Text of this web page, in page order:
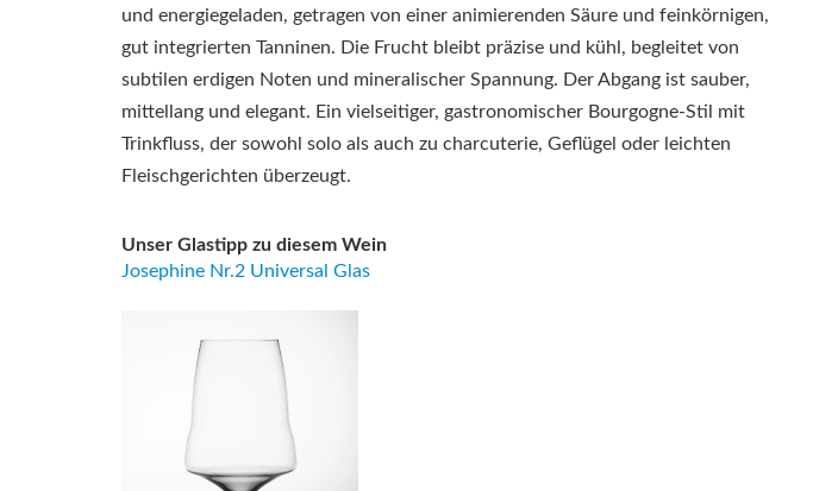
und energiegeladen, getragen von einer animierenden Säure und feinkörnigen,
gut integrierten Tanninen. Die Frucht bleibt präzise und kühl, begleitet von
subtilen erdigen Noten und mineralischer Spannung. Der Abgang ist sauber,
mittellang und elegant. Ein vielseitiger, gastronomischer Bourgogne-Stil mit
Trinkfluss, der sowohl solo als auch zu charcuterie, Geflügel oder leichten
Fleischgerichten überzeugt.
Unser Glastipp zu diesem Wein
Josephine Nr.2 Universal Glas